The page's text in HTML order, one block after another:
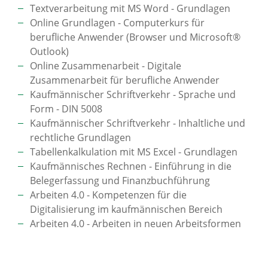
Textverarbeitung mit MS Word - Grundlagen
Online Grundlagen - Computerkurs für
berufliche Anwender (Browser und Microsoft®
Outlook)
Online Zusammenarbeit - Digitale
Zusammenarbeit für berufliche Anwender
Kaufmännischer Schriftverkehr - Sprache und
Form - DIN 5008
Kaufmännischer Schriftverkehr - Inhaltliche und
rechtliche Grundlagen
Tabellenkalkulation mit MS Excel - Grundlagen
Kaufmännisches Rechnen - Einführung in die
Belegerfassung und Finanzbuchführung
Arbeiten 4.0 - Kompetenzen für die
Digitalisierung im kaufmännischen Bereich
Arbeiten 4.0 - Arbeiten in neuen Arbeitsformen